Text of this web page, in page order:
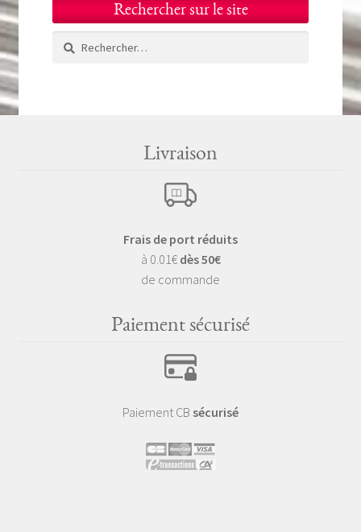
Rechercher sur le site
Rechercher :
Livraison
Frais de port réduits
à 0.01€ dès 50€
de commande
Paiement sécurisé
Paiement CB sécurisé